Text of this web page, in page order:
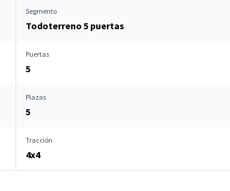
Segmento
Todoterreno 5 puertas
Puertas
5
Plazas
5
Tracción
4x4